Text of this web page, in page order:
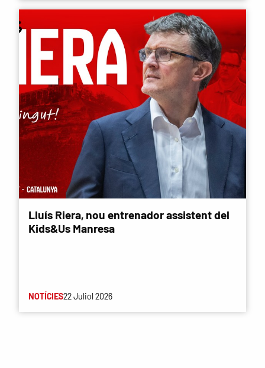
Lluís Riera, nou entrenador assistent del
Kids&Us Manresa
NOTÍCIES22 Juliol 2026